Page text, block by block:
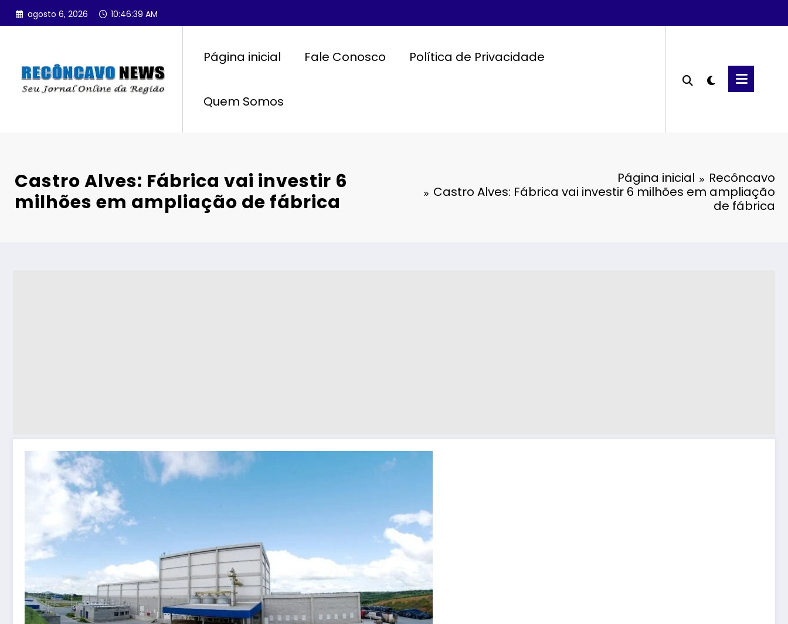
Pular
para
agosto 6, 2026 10:46:41 AM
Página inicial Fale Conosco Política de Privacidade
Quem Somos
Castro Alves: Fábrica vai investir 6
milhões em ampliação de fábrica
Página inicial
Recôncavo
Castro Alves: Fábrica vai investir 6 milhões em ampliação
de fábrica